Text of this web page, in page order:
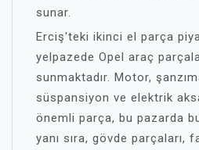
sunar.
Erciş'teki ikinci el parça
yelpazede Opel araç
sunmaktadır. Motor,
süspansiyon ve elektrik
önemli parça, bu pazarda
yanı sıra, gövde parçaları,